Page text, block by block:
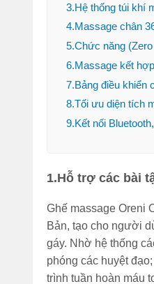
3.Hệ thống túi khí
4.Massage chân
5.Chức năng
6.Massage kết
7.Bảng điều khiển
8.Tối ưu diện tích
9.Kết nối
1.Hỗ trợ các bài
Ghế massage Oreni
Bản, tạo cho người
gáy. Nhờ hệ thống
phóng các huyệt
trình tuần hoàn máu